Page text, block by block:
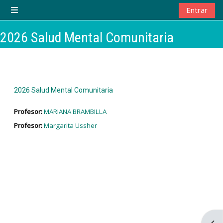
Salta al contenido principal
Panel lateral
Entrar
2026 Salud Mental Comunitaria
2026 Salud Mental Comunitaria
Profesor:MARIANA BRAMBILLA
Profesor:Margarita Ussher